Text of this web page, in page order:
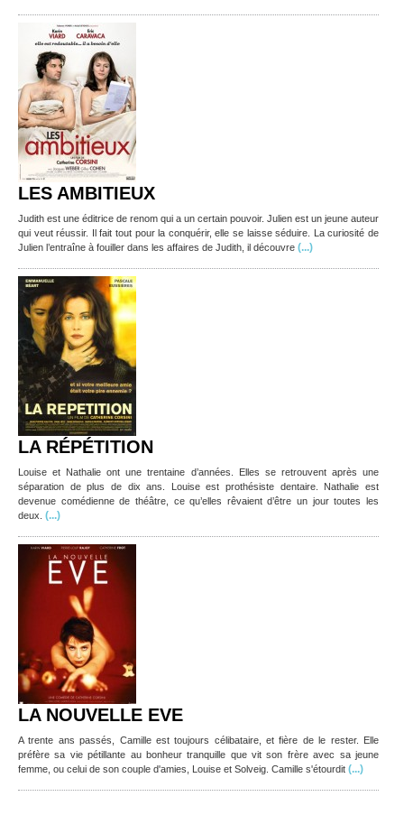
LES AMBITIEUX
Judith est une éditrice de renom qui a un certain pouvoir. Julien est un jeune auteur
qui veut réussir. Il fait tout pour la conquérir, elle se laisse séduire. La curiosité de
Julien l’entraîne à fouiller dans les affaires de Judith, il découvre (...)
LA RÉPÉTITION
Louise et Nathalie ont une trentaine d’années. Elles se retrouvent après une
séparation de plus de dix ans. Louise est prothésiste dentaire. Nathalie est
devenue comédienne de théâtre, ce qu’elles rêvaient d’être un jour toutes les
deux. (...)
LA NOUVELLE EVE
A trente ans passés, Camille est toujours célibataire, et fière de le rester. Elle
préfère sa vie pétillante au bonheur tranquille que vit son frère avec sa jeune
femme, ou celui de son couple d'amies, Louise et Solveig. Camille s'étourdit (...)